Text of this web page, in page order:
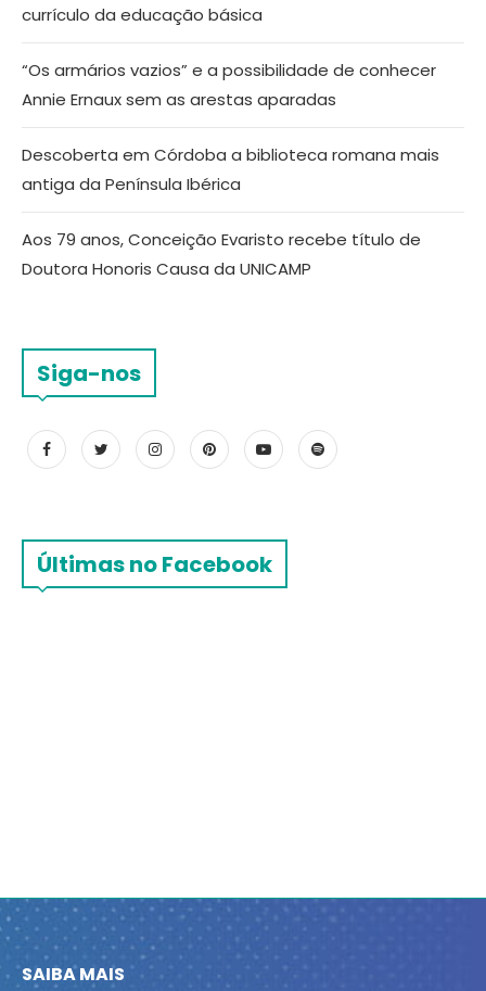
currículo da educação básica
“Os armários vazios” e a possibilidade de conhecer
Annie Ernaux sem as arestas aparadas
Descoberta em Córdoba a biblioteca romana mais
antiga da Península Ibérica
Aos 79 anos, Conceição Evaristo recebe título de
Doutora Honoris Causa da UNICAMP
Siga-nos
Últimas no Facebook
SAIBA MAIS